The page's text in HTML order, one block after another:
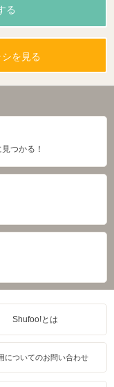
る
を見る
つかる！
Shufoo!とは
についてのお問い合わせ